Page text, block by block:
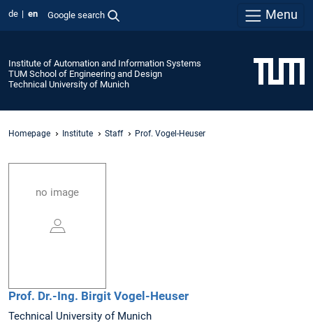
de en Google search Menu
Institute of Automation and Information Systems
TUM School of Engineering and Design
Technical University of Munich
Homepage Institute Staff Prof. Vogel-Heuser
no image
Prof. Dr.-Ing. Birgit Vogel-Heuser
Technical University of Munich